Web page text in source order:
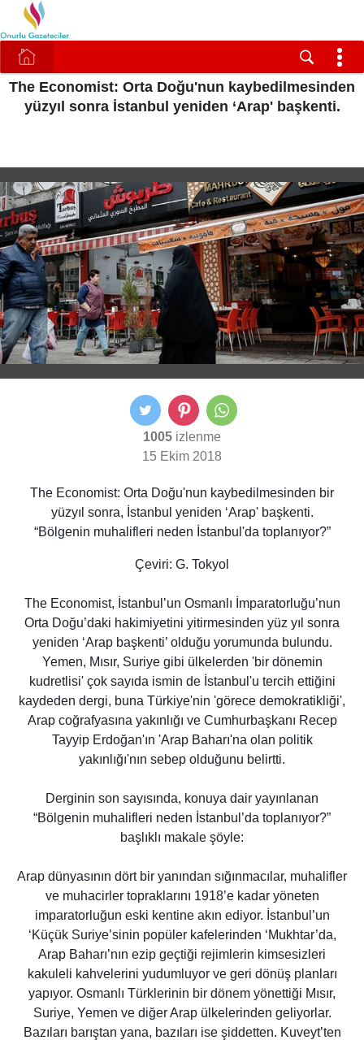
The Economist: Orta Doğu'nun kaybedilmesinden
yüzyıl sonra İstanbul yeniden ‘Arap' başkenti.
1005 izlenme
15 Ekim 2018
The Economist: Orta Doğu'nun kaybedilmesinden bir
yüzyıl sonra, İstanbul yeniden ‘Arap' başkenti.
“Bölgenin muhalifleri neden İstanbul'da toplanıyor?”
Çeviri: G. Tokyol
The Economist, İstanbul’un Osmanlı İmparatorluğu’nun
Orta Doğu’daki hakimiyetini yitirmesinden yüz yıl sonra
yeniden ‘Arap başkenti’ olduğu yorumunda bulundu.
Yemen, Mısır, Suriye gibi ülkelerden 'bir dönemin
kudretlisi' çok sayıda ismin de İstanbul'u tercih ettiğini
kaydeden dergi, buna Türkiye'nin 'görece demokratikliği',
Arap coğrafyasına yakınlığı ve Cumhurbaşkanı Recep
Tayyip Erdoğan'ın 'Arap Baharı'na olan politik
yakınlığı'nın sebep olduğunu belirtti.
Derginin son sayısında, konuya dair yayınlanan
“Bölgenin muhalifleri neden İstanbul’da toplanıyor?”
başlıklı makale şöyle:
Arap dünyasının dört bir yanından sığınmacılar, muhalifler
ve muhacirler topraklarını 1918’e kadar yöneten
imparatorluğun eski kentine akın ediyor. İstanbul’un
‘Küçük Suriye’sinin popüler kafelerinden ‘Mukhtar’da,
Arap Baharı’nın ezip geçtiği rejimlerin kimsesizleri
kakuleli kahvelerini yudumluyor ve geri dönüş planları
yapıyor. Osmanlı Türklerinin bir dönem yönettiği Mısır,
Suriye, Yemen ve diğer Arap ülkelerinden geliyorlar.
Bazıları barıştan yana, bazıları ise şiddetten. Kuveyt’ten